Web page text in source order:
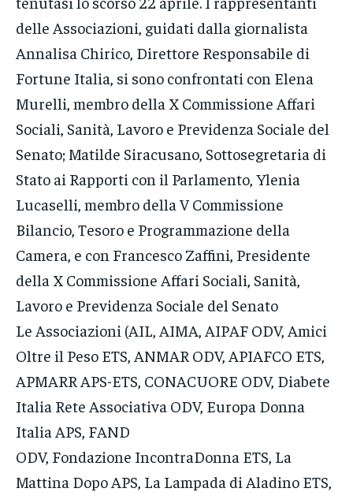
delle Associazioni, guidati dalla giornalista
Annalisa Chirico, Direttore Responsabile di
Fortune Italia, si sono confrontati con Elena
Murelli, membro della X Commissione Affari
Sociali, Sanità, Lavoro e Previdenza Sociale del
Senato; Matilde Siracusano, Sottosegretaria di
Stato ai Rapporti con il Parlamento, Ylenia
Lucaselli, membro della V Commissione
Bilancio, Tesoro e Programmazione della
Camera, e con Francesco Zaffini, Presidente
della X Commissione Affari Sociali, Sanità,
Lavoro e Previdenza Sociale del Senato
Le Associazioni (AIL, AIMA, AIPAF ODV, Amici
Oltre il Peso ETS, ANMAR ODV, APIAFCO ETS,
APMARR APS-ETS, CONACUORE ODV, Diabete
Italia Rete Associativa ODV, Europa Donna
Italia APS, FAND
ODV, Fondazione IncontraDonna ETS, La
Mattina Dopo APS, La Lampada di Aladino ETS,